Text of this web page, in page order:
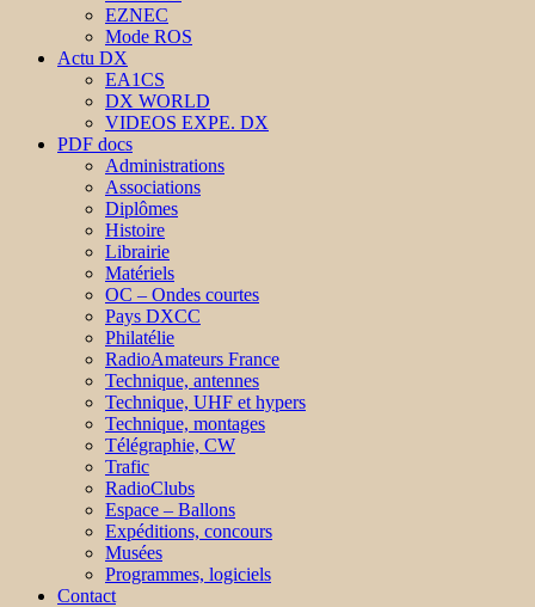
EZNEC
Mode ROS
Actu DX
EA1CS
DX WORLD
VIDEOS EXPE. DX
PDF docs
Administrations
Associations
Diplômes
Histoire
Librairie
Matériels
OC – Ondes courtes
Pays DXCC
Philatélie
RadioAmateurs France
Technique, antennes
Technique, UHF et hypers
Technique, montages
Télégraphie, CW
Trafic
RadioClubs
Espace – Ballons
Expéditions, concours
Musées
Programmes, logiciels
Contact